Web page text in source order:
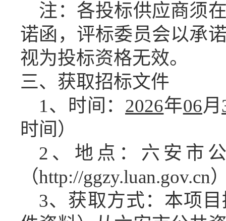
注：各投标供应商须
诺函，评标委员会以承
视为投标资格无效。
三、获取招标文件
1、时间： 2026年06月
时间）
2、地点：六安市
（http://ggzy.luan.gov.cn
3、获取方式： 本项